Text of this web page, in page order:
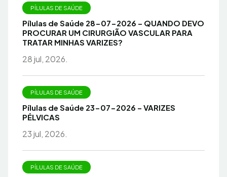
PÍLULAS DE SAÚDE
Pílulas de Saúde 28-07-2026 – QUANDO DEVO
PROCURAR UM CIRURGIÃO VASCULAR PARA
TRATAR MINHAS VARIZES?
28 jul, 2026.
PÍLULAS DE SAÚDE
Pílulas de Saúde 23-07-2026 – VARIZES
PÉLVICAS
23 jul, 2026.
PÍLULAS DE SAÚDE